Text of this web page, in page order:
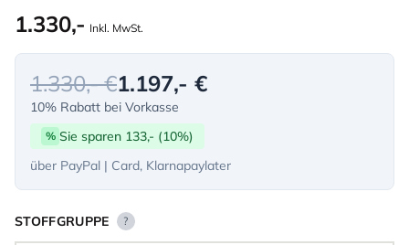
1.330,- Inkl. MwSt.
1.330,- €1.197,- €
10% Rabatt bei Vorkasse
% Sie sparen 133,- (10%)
über PayPal | Card, Klarnapaylater
STOFFGRUPPE ?